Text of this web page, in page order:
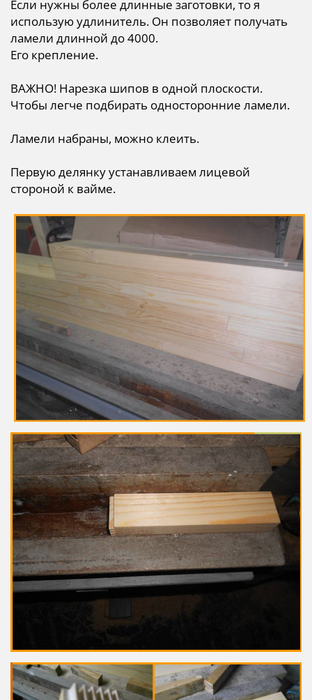
Если нужны более длинные заготовки, то я
использую удлинитель. Он позволяет получать
ламели длинной до 4000.
Его крепление.
ВАЖНО! Нарезка шипов в одной плоскости.
Чтобы легче подбирать односторонние ламели.
Ламели набраны, можно клеить.
Первую делянку устанавливаем лицевой
стороной к вайме.